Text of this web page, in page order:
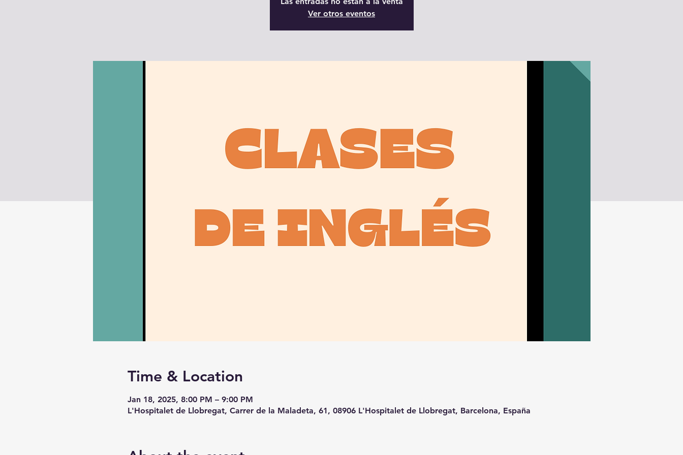
Ver otros eventos
Time & Location
Jan 18, 2025, 8:00 PM – 9:00 PM
L'Hospitalet de Llobregat, Carrer de la Maladeta, 61, 08906 L'Hospitalet de Llobregat, Barcelona, España